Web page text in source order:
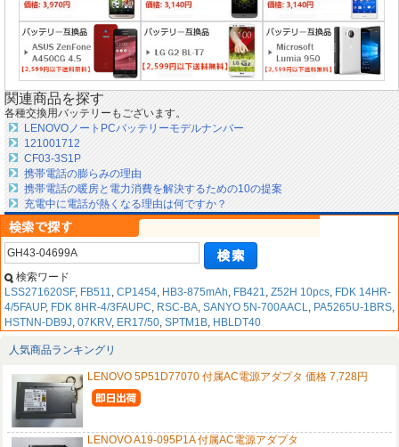
関連商品を探す
各種交換用バッテリーもございます。
LENOVOノートPCバッテリーモデルナンバー
121001712
CF03-3S1P
携帯電話の膨らみの理由
携帯電話の暖房と電力消費を解決するための10の提案
充電中に電話が熱くなる理由は何ですか？
検索ワード
LSS271620SF, FB511, CP1454, HB3-875mAh, FB421, Z52H 10pcs, FDK 14HR-
4/5FAUP, FDK 8HR-4/3FAUPC, RSC-BA, SANYO 5N-700AACL, PA5265U-1BRS,
HSTNN-DB9J, 07KRV, ER17/50, SPTM1B, HBLDT40
人気商品ランキングリ
LENOVO 5P51D77070 付属AC電源アダプタ 価格 7,728円
LENOVO A19-095P1A 付属AC電源アダプタ